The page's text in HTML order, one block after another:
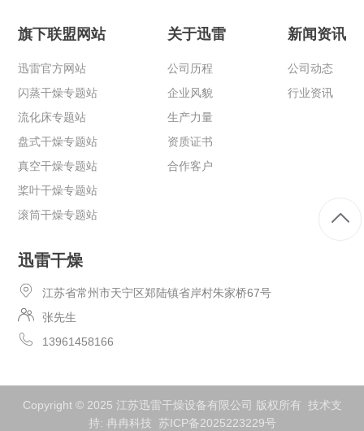
旗下联盟网站
迅雷官方网站
闪蒸干燥专题站
流化床专题站
盘式干燥专题站
真空干燥专题站
桨叶干燥专题站
滚筒干燥专题站
关于迅雷
公司历程
企业风貌
生产力量
资质证书
合作客户
新闻资讯
公司动态
行业资讯
迅雷干燥
江苏省常州市天宁区郑陆镇省岸村朱家桥67号
张先生
13961458166
Copyright © 2025 江苏迅雷干燥设备有限公司 版权所有 技术支
持: 冉冉科技 苏ICP备2025223229号